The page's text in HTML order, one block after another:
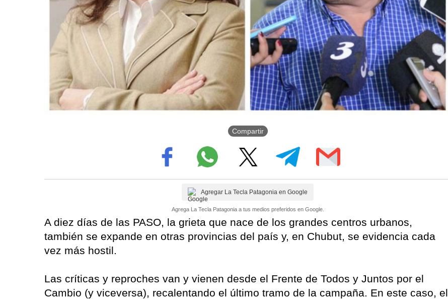
Compartir
Agregar La Tecla Patagonia en Google
Agrega La Tecla Patagonia a tus medios preferidos en Google.
A diez días de las PASO, la grieta que nace de los grandes centros urbanos,
también se expande en otras provincias del país y, en Chubut, se evidencia cada
vez más hostil.
Las críticas y reproches van y vienen desde el Frente de Todos y Juntos por el
Cambio (y viceversa), recalentando el último tramo de la campaña. En este caso, el